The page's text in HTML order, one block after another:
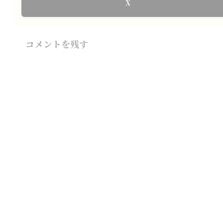
X
コメントを残す